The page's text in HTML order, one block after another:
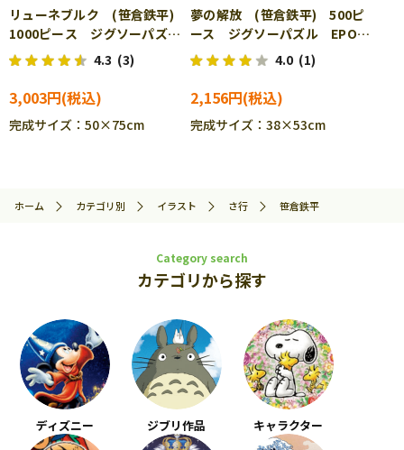
リューネブルク (笹倉鉄平)
1000ピース ジグソーパズ
ル EPO-13-040s
4.3 (3)
3,003円
完成サイズ：50×75cm
夢の解放 (笹倉鉄平) 500ピ
ース ジグソーパズル EPO-
07-721
4.0 (1)
2,156円
完成サイズ：38×53cm
ホーム カテゴリ別 イラスト さ行 笹倉鉄平
Category search
カテゴリから探す
ディズニー ジブリ作品 キャラクター